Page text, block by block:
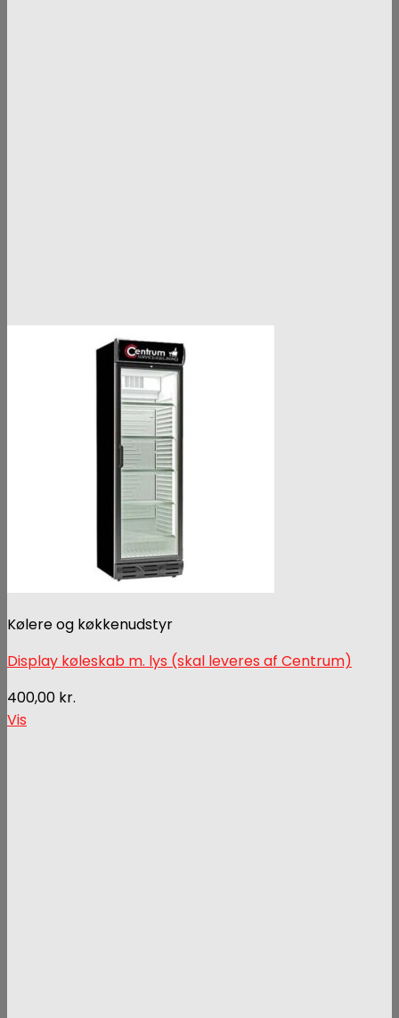
Kølere og køkkenudstyr
Display køleskab m. lys (skal leveres af Centrum)
400,00 kr.
Vis